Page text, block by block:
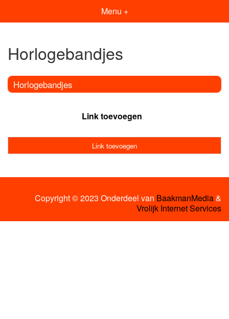
Menu +
Horlogebandjes
Horlogebandjes
Link toevoegen
Link toevoegen
Copyright © 2023 Onderdeel van BaakmanMedia&
Vrolijk Internet Services